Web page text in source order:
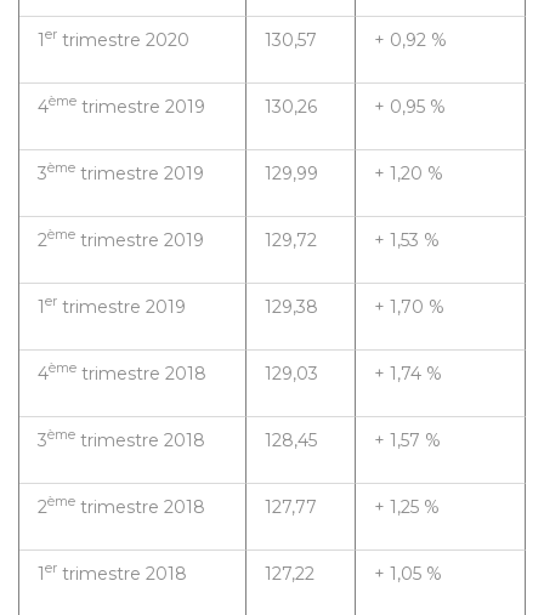
1er trimestre 2020 130,57 + 0,92 %
4ème trimestre 2019 130,26 + 0,95 %
3ème trimestre 2019 129,99 + 1,20 %
2ème trimestre 2019 129,72 + 1,53 %
1er trimestre 2019 129,38 + 1,70 %
4ème trimestre 2018 129,03 + 1,74 %
3ème trimestre 2018 128,45 + 1,57 %
2ème trimestre 2018 127,77 + 1,25 %
1er trimestre 2018 127,22 + 1,05 %